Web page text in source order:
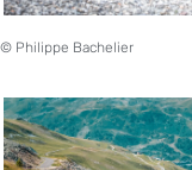
© Philippe Bachelier